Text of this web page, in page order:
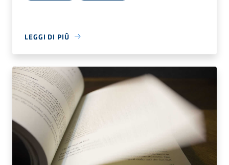
LEGGI DI PIÙ